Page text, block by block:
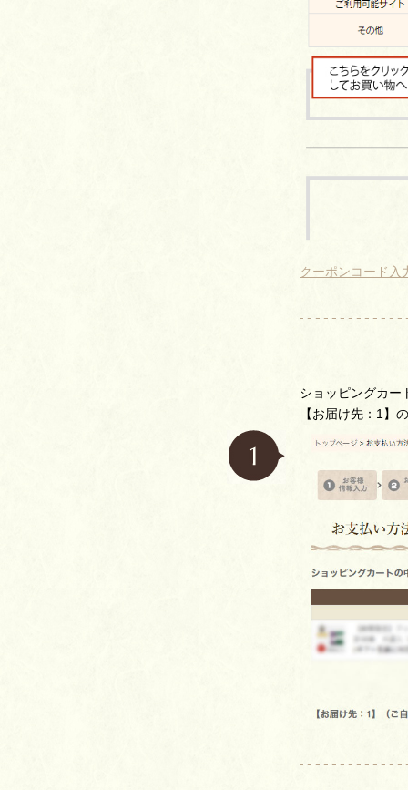
クーポンコード
ショッピングカー
【お届け先：1】